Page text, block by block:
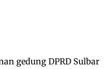
gedung DPRD Sulbar